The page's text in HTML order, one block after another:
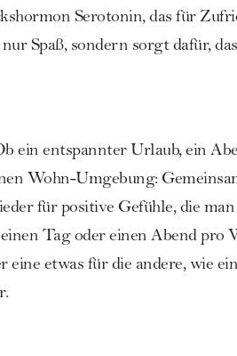
Serotonin, das für
Spaß, sondern sorgt dafür,
ein entspannter Urlaub, ein
Wohn-Umgebung:
für positive Gefühle, die
Tag oder einen Abend pro
etwas für die andere, wie